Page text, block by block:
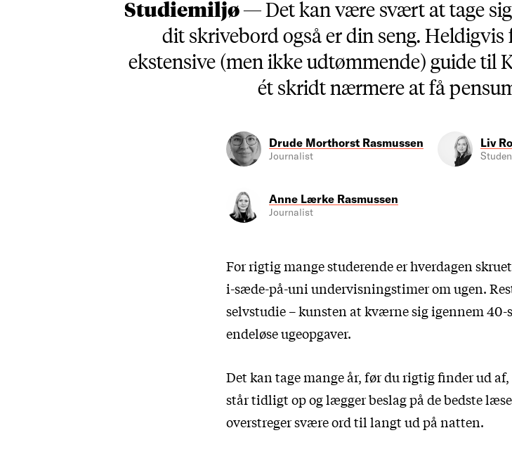
Studiemiljø —Det kan være svært at tage
dit skrivebord også er din seng.
ekstensive (men ikke udtømmende) guide til
ét skridt nærmere at få
Drude Morthorst Rasmussen
Journalist
Liv
Anne Lærke Rasmussen
Journalist
For rigtig mange studerende er hverdagen
i-sæde-på-uni undervisningstimer om ugen.
selvstudie – kunsten at kværne sig igennem
endeløse ugeopgaver.
Det kan tage mange år, før du rigtig finder ud
står tidligt op og lægger beslag på de bedste
overstreger svære ord til langt ud på natten.